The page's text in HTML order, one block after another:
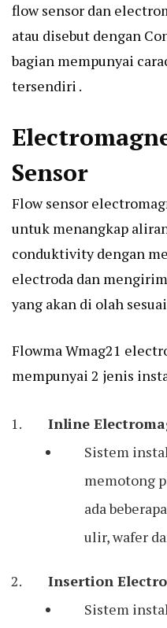
flow sensor dan
atau disebut dengan
bagian mempunyai
tersendiri .
Sensor
Flow sensor
untuk menangkap
conduktivity dengan
electroda dan
yang akan di olah
Flowma Wmag21
mempunyai 2 jenis
Inline
Sistem
memotong
ada
ulir, wafer
Insertion
Sistem